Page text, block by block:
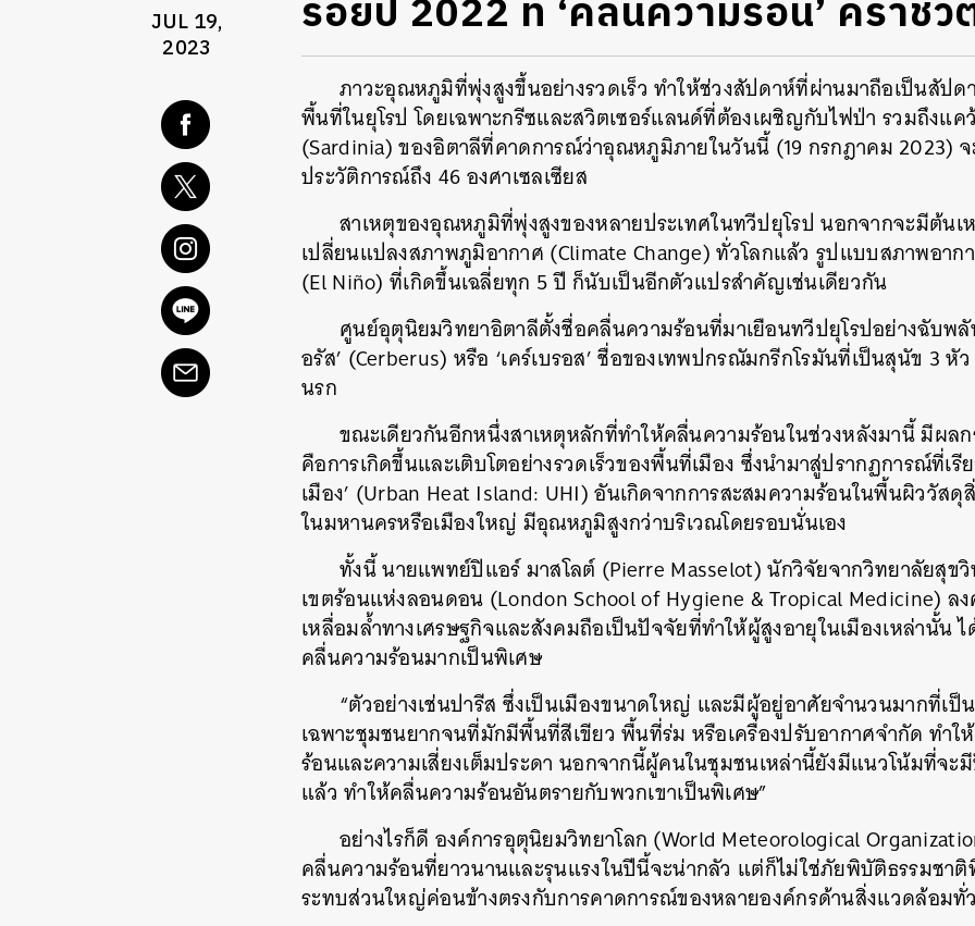
JUL 19,
2023
รอยปี 2022 ที่ ‘คลื่นความร้อน’ คร่าชี
ภาวะอุณหภูมิที่พุ่งสูงขึ้นอย่างรวดเร็ว ทำให้ช่วงสัปดาห์ที่ผ่านมาถือเป็นสัป
พื้นที่ในยุโรป โดยเฉพาะกรีซและสวิตเซอร์แลนด์ที่ต้องเผชิญกับไฟป่า รวมถึงแค
(Sardinia) ของอิตาลีที่คาดการณ์ว่าอุณหภูมิภายในวันนี้ (19 กรกฎาคม 2023)
ประวัติการณ์ถึง 46 องศาเซลเซียส
สาเหตุของอุณหภูมิที่พุ่งสูงของหลายประเทศในทวีปยุโรป นอกจากจะมีต้นเ
เปลี่ยนแปลงสภาพภูมิอากาศ (Climate Change) ทั่วโลกแล้ว รูปแบบสภาพอา
(El Niño) ที่เกิดขึ้นเฉลี่ยทุก 5 ปี ก็นับเป็นอีกตัวแปรสำคัญเช่นเดียวกัน
ศูนย์อุตุนิยมวิทยาอิตาลีตั้งชื่อคลื่นความร้อนที่มาเยือนทวีปยุโรปอย่างฉับพลั
อรัส’ (Cerberus) หรือ ‘เคร์เบรอส’ ชื่อของเทพปกรณัมกรีกโรมันที่เป็นสุนัข 3 หั
นรก
ขณะเดียวกันอีกหนึ่งสาเหตุหลักที่ทำให้คลื่นความร้อนในช่วงหลังมานี้ มีผล
คือการเกิดขึ้นและเติบโตอย่างรวดเร็วของพื้นที่เมือง ซึ่งนำมาสู่ปรากฏการณ์ที่เรี
เมือง’ (Urban Heat Island: UHI) อันเกิดจากการสะสมความร้อนในพื้นผิววัส
ในมหานครหรือเมืองใหญ่ มีอุณหภูมิสูงกว่าบริเวณโดยรอบนั่นเอง
ทั้งนี้ นายแพทย์ปิแอร์ มาสโลต์ (Pierre Masselot) นักวิจัยจากวิทยาลัยสุข
เขตร้อนแห่งลอนดอน (London School of Hygiene & Tropical Medicine) ล
เหลื่อมล้ำทางเศรษฐกิจและสังคมถือเป็นปัจจัยที่ทำให้ผู้สูงอายุในเมืองเหล่านั้น
คลื่นความร้อนมากเป็นพิเศษ
“ตัวอย่างเช่นปารีส ซึ่งเป็นเมืองขนาดใหญ่ และมีผู้อยู่อาศัยจำนวนมากที่เป็
เฉพาะชุมชนยากจนที่มักมีพื้นที่สีเขียว พื้นที่ร่ม หรือเครื่องปรับอากาศจำกัด ทำ
ร้อนและความเสี่ยงเต็มประดา นอกจากนี้ผู้คนในชุมชนเหล่านี้ยังมีแนวโน้มที่จ
แล้ว ทำให้คลื่นความร้อนอันตรายกับพวกเขาเป็นพิเศษ”
อย่างไรก็ดี องค์การอุตุนิยมวิทยาโลก (World Meteorological
คลื่นความร้อนที่ยาวนานและรุนแรงในปีนี้จะน่ากลัว แต่ก็ไม่ใช่ภัยพิบัติธรรมชาติ
ระทบส่วนใหญ่ค่อนข้างตรงกับการคาดการณ์ของหลายองค์กรด้านสิ่งแวดล้อมทั่
ค้นหา
SHARE TWEET LINE EMAIL